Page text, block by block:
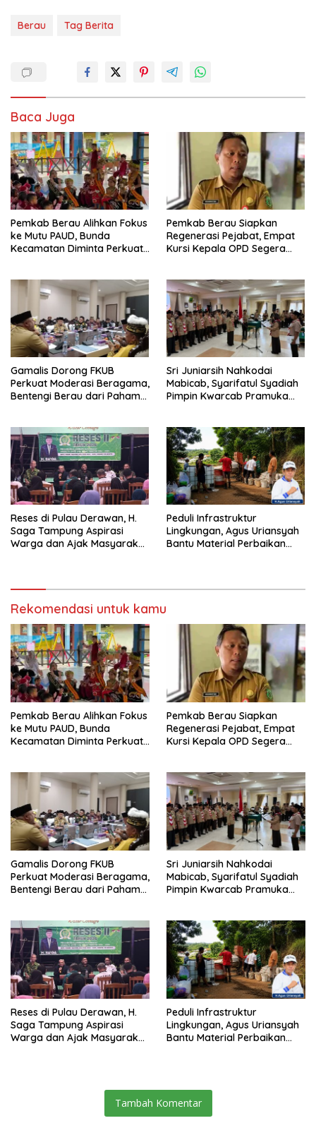
Berau Tag Berita
Baca Juga
Pemkab Berau Alihkan Fokus
ke Mutu PAUD, Bunda
Kecamatan Diminta Perkuat
Pemkab Berau Siapkan
Regenerasi Pejabat, Empat
Kursi Kepala OPD Segera
Gamalis Dorong FKUB
Perkuat Moderasi Beragama,
Bentengi Berau dari Paham
Sri Juniarsih Nahkodai
Mabicab, Syarifatul Syadiah
Pimpin Kwarcab Pramuka
Reses di Pulau Derawan, H.
Saga Tampung Aspirasi
Warga dan Ajak Masyarakat
Peduli Infrastruktur
Lingkungan, Agus Uriansyah
Bantu Material Perbaikan
Rekomendasi untuk kamu
Pemkab Berau Alihkan Fokus
ke Mutu PAUD, Bunda
Kecamatan Diminta Perkuat
Pemkab Berau Siapkan
Regenerasi Pejabat, Empat
Kursi Kepala OPD Segera
Gamalis Dorong FKUB
Perkuat Moderasi Beragama,
Bentengi Berau dari Paham
Sri Juniarsih Nahkodai
Mabicab, Syarifatul Syadiah
Pimpin Kwarcab Pramuka
Reses di Pulau Derawan, H.
Saga Tampung Aspirasi
Warga dan Ajak Masyarakat
Peduli Infrastruktur
Lingkungan, Agus Uriansyah
Bantu Material Perbaikan
Tambah Komentar